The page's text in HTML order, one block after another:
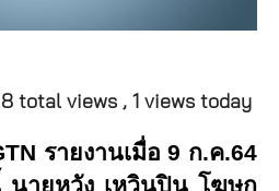
total views , 1 views today
รายงานเมื่อ 9 ก.ค.64
นายหวัง เหวินปิน โฆษก